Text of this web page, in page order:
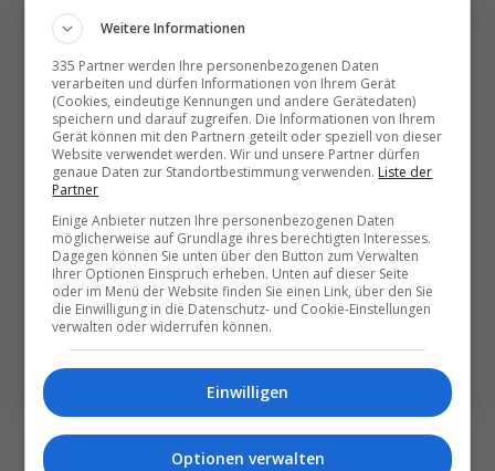
Die wichtigsten und
besten News direkt in
Ihr E‑Mail-Postfach
Täglich oder wöchentlich, mit mehr Insights oder
weniger. Bei Travel­news haben Sie die Wahl.
NEWSLETTER ENTDECKEN
Weitere Informationen
335 Partner werden Ihre personenbezogenen Daten
verarbeiten und dürfen Informationen von Ihrem Gerät
(Cookies, eindeutige Kennungen und andere Gerätedaten)
speichern und darauf zugreifen. Die Informationen von Ihrem
Gerät können mit den Partnern geteilt oder speziell von dieser
Website verwendet werden. Wir und unsere Partner dürfen
genaue Daten zur Standortbestimmung verwenden. Liste der
Partner
Einige Anbieter nutzen Ihre personenbezogenen Daten
möglicherweise auf Grundlage ihres berechtigten Interesses.
Dagegen können Sie unten über den Button zum Verwalten
Ihrer Optionen Einspruch erheben. Unten auf dieser Seite
oder im Menü der Website finden Sie einen Link, über den Sie
die Einwilligung in die Datenschutz- und Cookie-Einstellungen
verwalten oder widerrufen können.
Einwilligen
Optionen verwalten